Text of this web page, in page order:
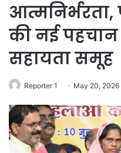
की नई पहचान
सहायता समूह
Reporter 1 May 20, 2026